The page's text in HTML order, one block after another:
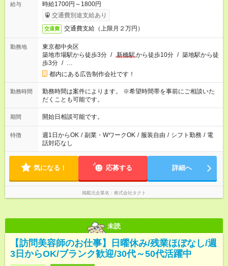
給与
時給1700円～1800円
交通費別途支給あり
交通費 交通費支給（上限月２万円）
勤務地
東京都中央区
築地市場駅から徒歩3分 / 新橋駅から徒歩10分 / 築地駅から徒
歩3分 / …
都内にある広告制作会社です！
勤務時間
勤務時間は案件によります。 ※希望時間帯を事前にご相談いた
だくことも可能です。
期間 開始日相談可能です。
特徴 週1日からOK / 副業・WワークOK / 服装自由 / シフト勤務 / 電
話対応なし
気になる！ 応募する 詳細へ
掲載元企業名 株式会社タクト
未読
【訪問美容師のお仕事】日曜休み/残業ほぼなし/週
3日からOK/ブランク歓迎/30代～50代活躍中